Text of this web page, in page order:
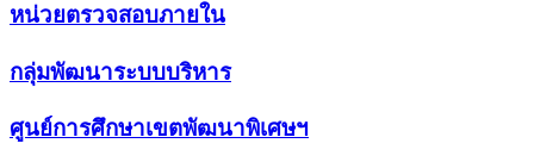
หน่วยตรวจสอบภายใน
กลุ่มพัฒนาระบบบริหาร
ศูนย์การศึกษาเขตพัฒนาพิเศษฯ